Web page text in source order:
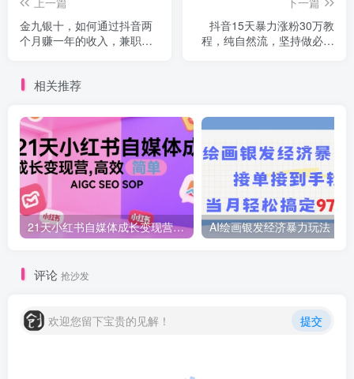
金九银十，如何通过抖音两
个月赚一年的收入，兼职创
抖音15天暴力涨粉30万教
程，纯自然流，坚持做必拿
相关推荐
21天小红书自媒体成长变现营，高效 简单 AIGC SEO SOP
评论 抢沙发
欢迎您留下宝贵的见解！ 提交